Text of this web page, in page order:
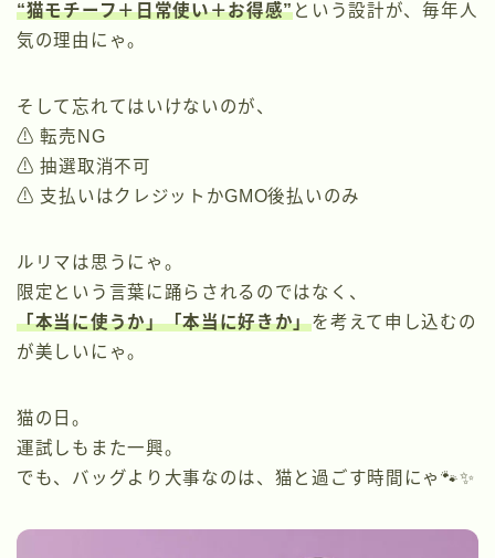
“猫モチーフ＋日常使い＋お得感”という設計が、毎年人
気の理由にゃ。
そして忘れてはいけないのが、
⚠️ 転売NG
⚠️ 抽選取消不可
⚠️ 支払いはクレジットかGMO後払いのみ
ルリマは思うにゃ。
限定という言葉に踊らされるのではなく、
「本当に使うか」「本当に好きか」を考えて申し込むの
が美しいにゃ。
猫の日。
運試しもまた一興。
でも、バッグより大事なのは、猫と過ごす時間にゃ🐾✨